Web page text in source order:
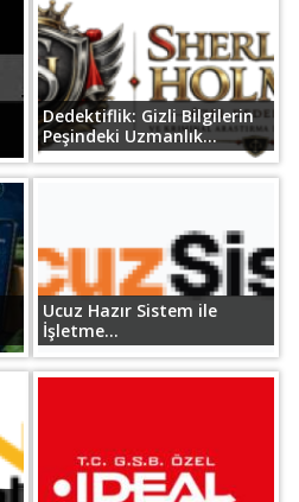
Dedektiflik: Gizli Bilgilerin
Peşindeki Uzmanlık...
Ucuz Hazır Sistem ile
İşletme...